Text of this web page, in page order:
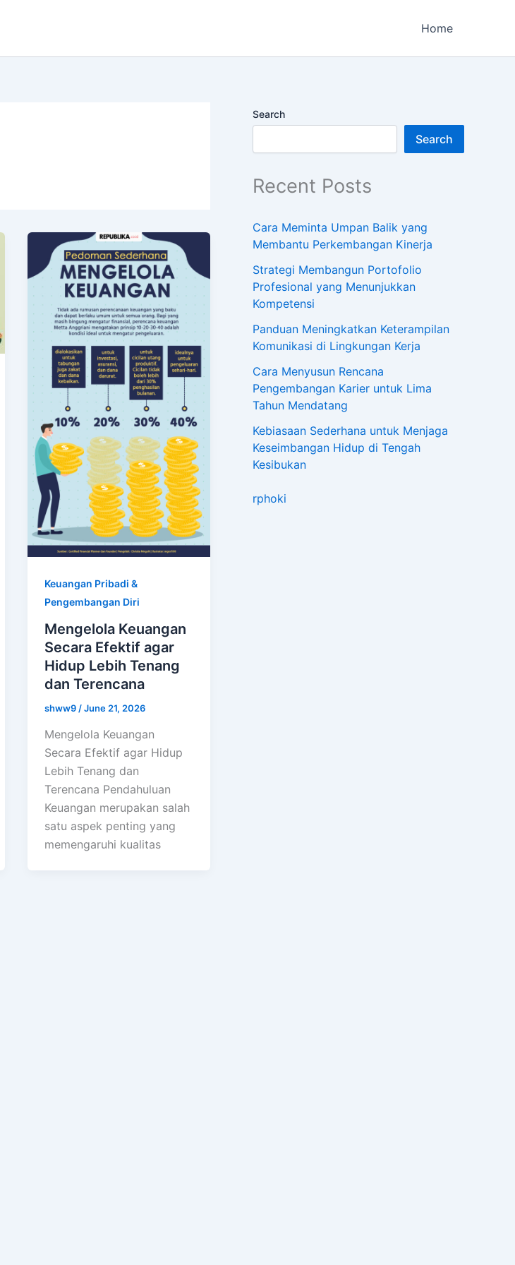
Home
Keuangan Pribadi &
Pengembangan Diri
Mengelola Keuangan
Secara Efektif agar
Hidup Lebih Tenang
dan Terencana
shww9 /June 21, 2026
Mengelola Keuangan
Secara Efektif agar Hidup
Lebih Tenang dan
Terencana Pendahuluan
Keuangan merupakan salah
satu aspek penting yang
memengaruhi kualitas
Search
Search
Recent Posts
Cara Meminta Umpan Balik yang
Membantu Perkembangan Kinerja
Strategi Membangun Portofolio
Profesional yang Menunjukkan
Kompetensi
Panduan Meningkatkan Keterampilan
Komunikasi di Lingkungan Kerja
Cara Menyusun Rencana
Pengembangan Karier untuk Lima
Tahun Mendatang
Kebiasaan Sederhana untuk Menjaga
Keseimbangan Hidup di Tengah
Kesibukan
rphoki